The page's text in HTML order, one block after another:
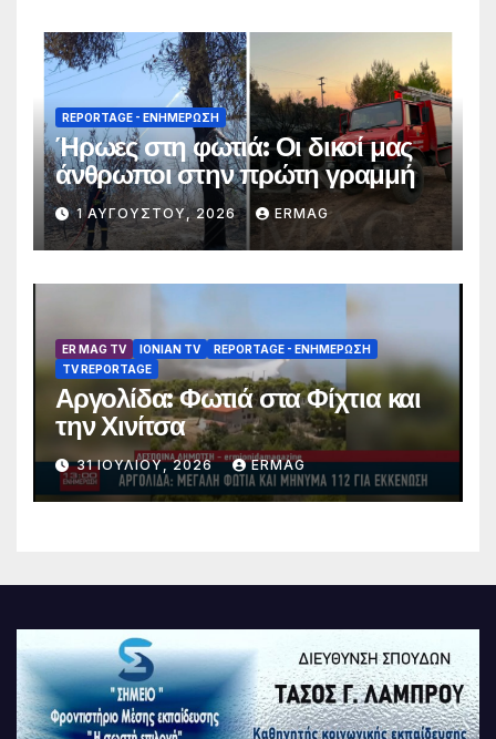
REPORTAGE - EΝΗΜΈΡΩΣΗ
Ήρωες στη φωτιά: Οι δικοί μας
άνθρωποι στην πρώτη γραμμή
1 ΑΥΓΟΎΣΤΟΥ, 2026 ERMAG
ER MAG TV IONIAN TV
REPORTAGE - EΝΗΜΈΡΩΣΗ
TV REPORTAGE
Αργολίδα: Φωτιά στα Φίχτια και
την Χινίτσα
31 ΙΟΥΛΊΟΥ, 2026 ERMAG